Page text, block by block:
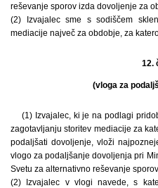
reševanje sporov izda dovoljenje za
(2) Izvajalec sme s sodiščem
mediacije največ za obdobje, za
12.
(vloga za
(1) Izvajalec, ki je na podlagi
zagotavljanju storitev mediacije za
podaljšati dovoljenje, vloži
vlogo za podaljšanje dovoljenja pri
Svetu za alternativno reševanje sporov.
(2) Izvajalec v vlogi navede, s